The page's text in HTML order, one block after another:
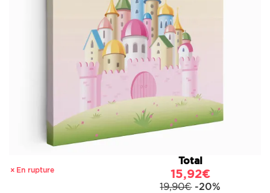
En rupture
Total
15,92€
19,90€ -20%